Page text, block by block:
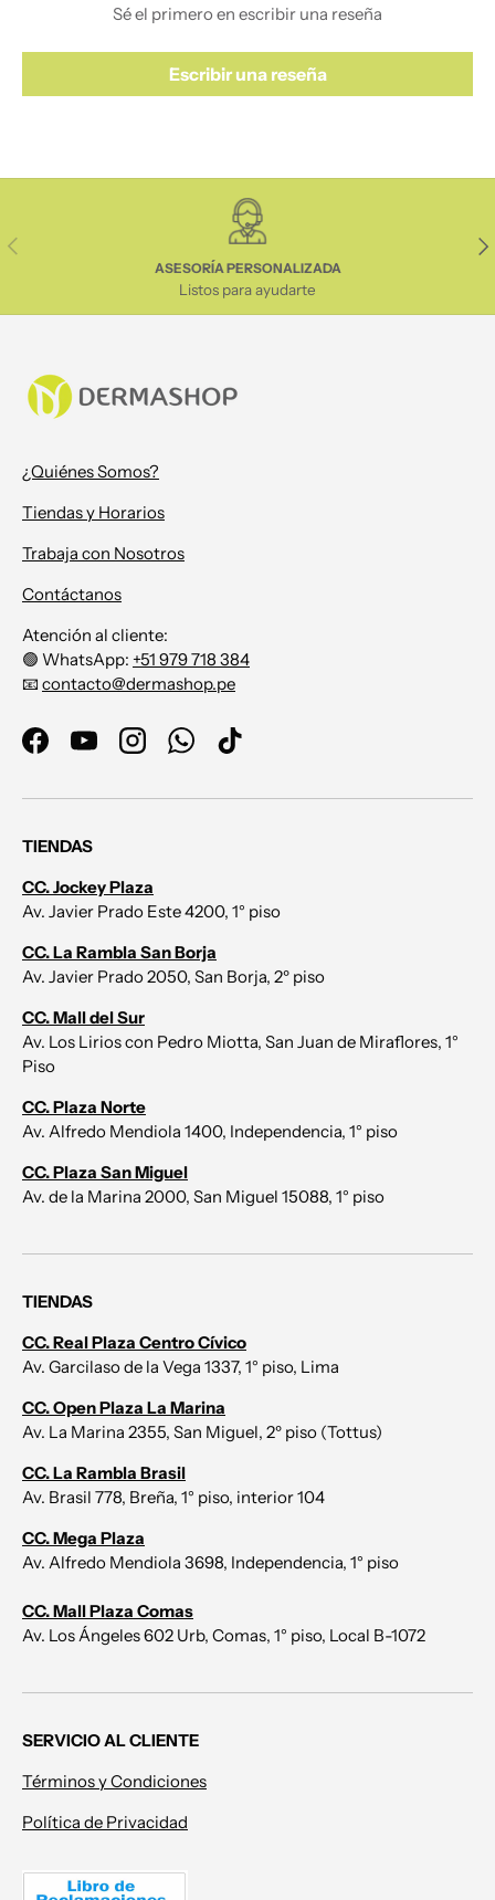
Sé el primero en escribir una reseña
Escribir una reseña
Anterior
ASESORÍA PERSONALIZADA
Listos para ayudarte
¿Quiénes Somos?
Tiendas y Horarios
Trabaja con Nosotros
Contáctanos
Atención al cliente:
🟢 WhatsApp: +51 979 718 384
📧 contacto@dermashop.pe
FacebookYouTubeInstagramWhatsApp
TikTok
TIENDAS
CC. Jockey Plaza
Av. Javier Prado Este 4200, 1° piso
CC. La Rambla San Borja
Av. Javier Prado 2050, San Borja, 2º piso
CC. Mall del Sur
Av. Los Lirios con Pedro Miotta, San Juan de Miraflores, 1°
Piso
CC. Plaza Norte
Av. Alfredo Mendiola 1400, Independencia, 1° piso
CC. Plaza San Miguel
Av. de la Marina 2000, San Miguel 15088, 1° piso
TIENDAS
CC. Real Plaza Centro Cívico
Av. Garcilaso de la Vega 1337, 1° piso, Lima
CC. Open Plaza La Marina
Av. La Marina 2355, San Miguel, 2º piso (Tottus)
CC. La Rambla Brasil
Av. Brasil 778, Breña, 1° piso, interior 104
CC. Mega Plaza
Av. Alfredo Mendiola 3698, Independencia, 1° piso
CC. Mall Plaza Comas
Av. Los Ángeles 602 Urb, Comas, 1° piso, Local B-1072
SERVICIO AL CLIENTE
Términos y Condiciones
Política de Privacidad